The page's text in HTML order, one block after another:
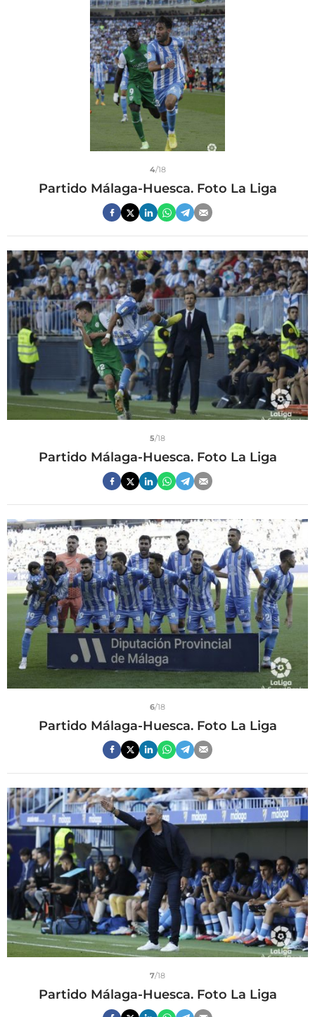
4/18
Partido Málaga-Huesca. Foto La Liga
5/18
Partido Málaga-Huesca. Foto La Liga
6/18
Partido Málaga-Huesca. Foto La Liga
7/18
Partido Málaga-Huesca. Foto La Liga